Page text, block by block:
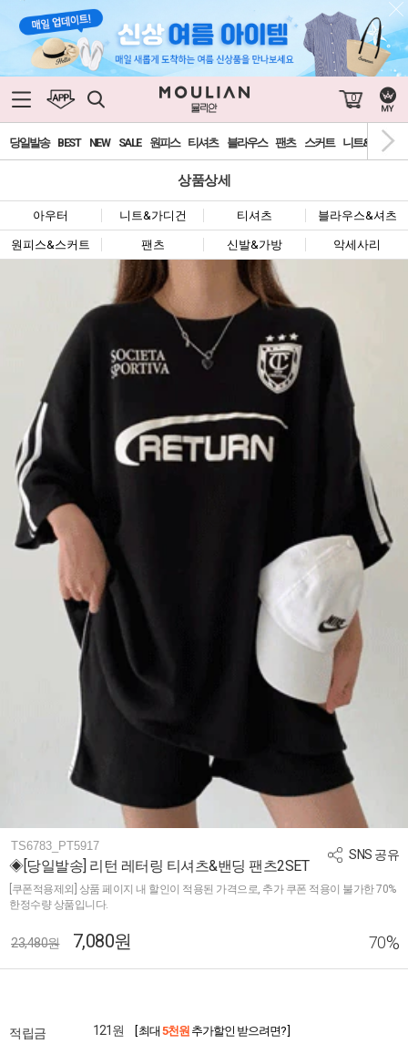
0
당일발송 BEST NEW SALE 원피스 티셔츠 블라우스 팬츠 스커트 니트&가디건
상품상세
아우터 니트&가디건 티셔츠 블라우스&셔츠
원피스&스커트 팬츠 신발&가방 악세사리
SNS 공유
TS6783_PT5917
◈[당일발송] 리턴 레터링 티셔츠&밴딩 팬츠2SET
[쿠폰적용제외] 상품 페이지 내 할인이 적용된 가격으로, 추가 쿠폰 적용이 불가한 70%
한정수량 상품입니다.
23,480원 7,080원 70%
적립금 121원 [ 최대 5천원 추가할인 받으려면? ]